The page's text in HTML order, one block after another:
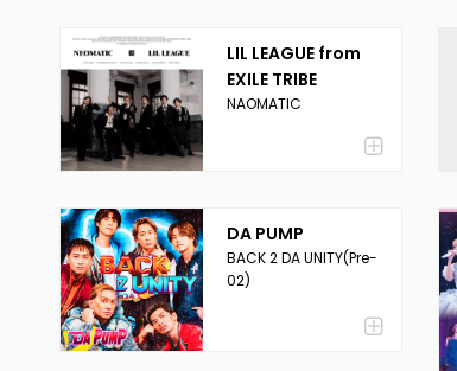
LIL LEAGUE from
EXILE TRIBE
NAOMATIC
DA PUMP
BACK 2 DA UNITY(Pre-
02)